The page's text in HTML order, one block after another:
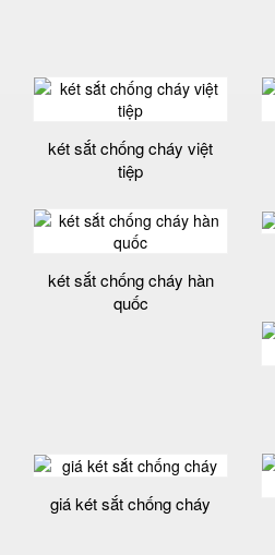
két sắt chống cháy việt
tiệp
két sắt chống cháy hàn
quốc
giá két sắt chống cháy